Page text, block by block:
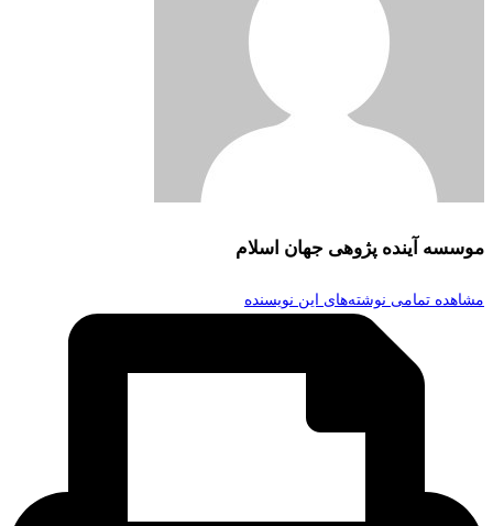
موسسه آینده پژوهی جهان اسلام
مشاهده تمامی نوشته‌های این نویسنده